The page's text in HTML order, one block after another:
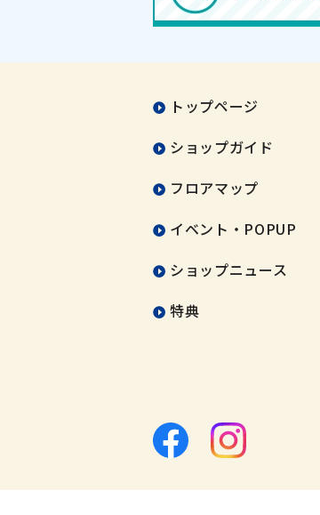
トップページ
ショップガイド
フロアマップ
イベント・POPUP
ショップニュース
特典